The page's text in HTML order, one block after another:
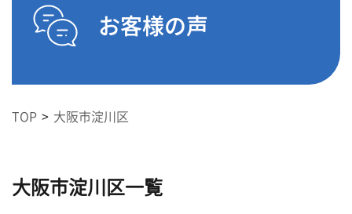
お客様の声
TOP 大阪市淀川区
大阪市淀川区一覧